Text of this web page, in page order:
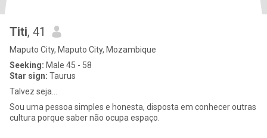
Titi, 41
Maputo City, Maputo City, Mozambique
Seeking: Male 45 - 58
Star sign: Taurus
Talvez seja...
Sou uma pessoa simples e honesta, disposta em conhecer outras
cultura porque saber não ocupa espaço.